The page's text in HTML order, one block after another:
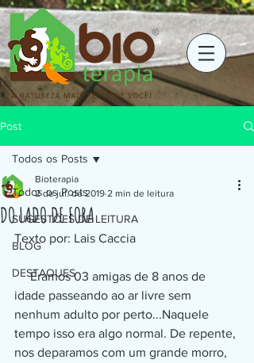
Post
Todos os Posts
SUGESTÕES DE LEITURA
BLOG
DESTAQUES
Todos os Posts
DO LADO DE FORA
Bioterapia
2 de jul. de 2019 2 min de leitura
Texto por: Lais Caccia
     Éramos 03 amigas de 8 anos de
idade passeando ao ar livre sem
nenhum adulto por perto...Naquele
tempo isso era algo normal. De repente,
nos deparamos com um grande morro,